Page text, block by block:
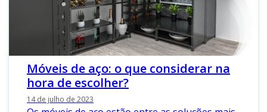
Móveis de aço: o que considerar na
hora de escolher?
14 de julho de 2023